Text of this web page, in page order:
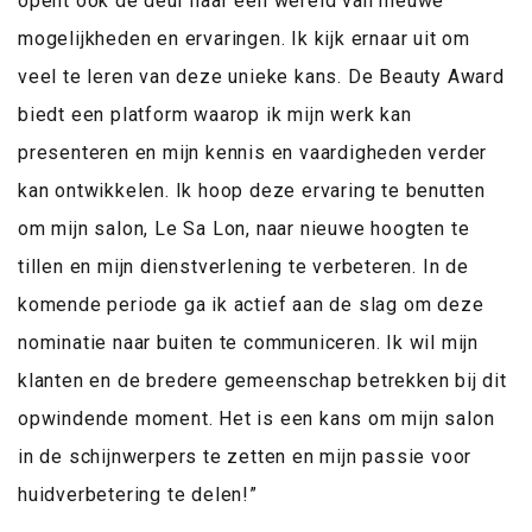
mogelijkheden en ervaringen. Ik kijk ernaar uit om
veel te leren van deze unieke kans. De Beauty Award
biedt een platform waarop ik mijn werk kan
presenteren en mijn kennis en vaardigheden verder
kan ontwikkelen. Ik hoop deze ervaring te benutten
om mijn salon, Le Sa Lon, naar nieuwe hoogten te
tillen en mijn dienstverlening te verbeteren. In de
komende periode ga ik actief aan de slag om deze
nominatie naar buiten te communiceren. Ik wil mijn
klanten en de bredere gemeenschap betrekken bij dit
opwindende moment. Het is een kans om mijn salon
in de schijnwerpers te zetten en mijn passie voor
huidverbetering te delen!”